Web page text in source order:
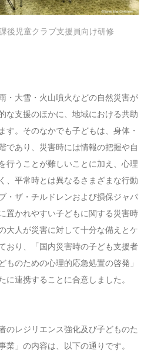
後児童クラブ支援員向け研修
・大雪・火山噴火などの自然災害が
な支援のほかに、地域における共助
す。そのなかでも子どもは、身体・
であり、災害時には情報の把握や自
行うことが難しいことに加え、心理
、平常時とは異なるさまざまな行動
・ザ・チルドレンおよび損保ジャパ
置かれやすい子どもに関する災害時
大人が災害に対して十分な備えとケ
おり、「国内災害時の子ども支援者
ものための心理的応急処置の啓発」
に連携することに合意しました。
のレジリエンス強化及び子どものた
業」の内容は、以下の通りです。